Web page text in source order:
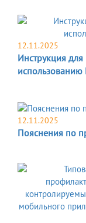
12.11.2025
Инструкция
12.11.2025
Пояснения по